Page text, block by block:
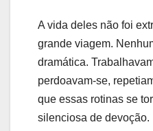
A vida deles não foi
grande viagem.
dramática.
perdoavam-se,
que essas rotinas se
silenciosa de